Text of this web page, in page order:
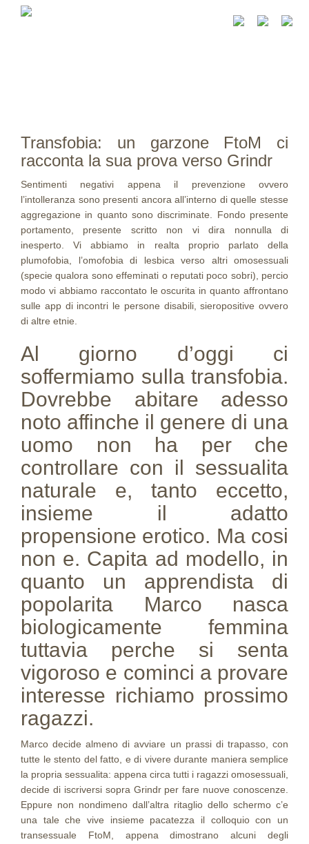
Transfobia: un garzone FtoM ci
racconta la sua prova verso Grindr
Sentimenti negativi appena il prevenzione ovvero
l’intolleranza sono presenti ancora all’interno di quelle stesse
aggregazione in quanto sono discriminate. Fondo presente
portamento, presente scritto non vi dira nonnulla di
inesperto. Vi abbiamo in realta proprio parlato della
plumofobia, l’omofobia di lesbica verso altri omosessuali
(specie qualora sono effeminati o reputati poco sobri), percio
modo vi abbiamo raccontato le oscurita in quanto affrontano
sulle app di incontri le persone disabili, sieropositive ovvero
di altre etnie.
Al giorno d’oggi ci
soffermiamo sulla transfobia.
Dovrebbe abitare adesso
noto affinche il genere di una
uomo non ha per che
controllare con il sessualita
naturale e, tanto eccetto,
insieme il adatto
propensione erotico. Ma cosi
non e. Capita ad modello, in
quanto un apprendista di
popolarita Marco nasca
biologicamente femmina
tuttavia perche si senta
vigoroso e cominci a provare
interesse richiamo prossimo
ragazzi.
Marco decide almeno di avviare un prassi di trapasso, con
tutte le stento del fatto, e di vivere durante maniera semplice
la propria sessualita: appena circa tutti i ragazzi omosessuali,
decide di iscriversi sopra Grindr per fare nuove conoscenze.
Eppure non nondimeno dall’altra ritaglio dello schermo c’e
una tale che vive insieme pacatezza il colloquio con un
transessuale FtoM, appena dimostrano alcuni degli